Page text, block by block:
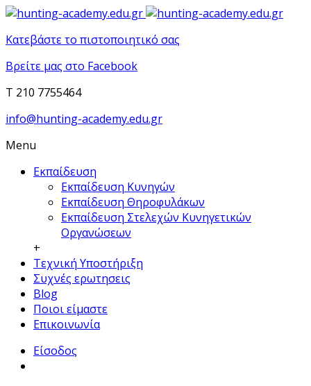
Κατεβάστε το πιστοποιητικό σας
Βρείτε μας στο Facebook
T 210 7755464
info@hunting-academy.edu.gr
Menu
Εκπαίδευση
Εκπαίδευση Κυνηγών
Εκπαίδευση Θηροφυλάκων
Εκπαίδευση Στελεχών Κυνηγετικών
Οργανώσεων
+
Τεχνική Υποστήριξη
Συχνές ερωτησεις
Blog
Ποιοι είμαστε
Επικοινωνία
Είσοδος